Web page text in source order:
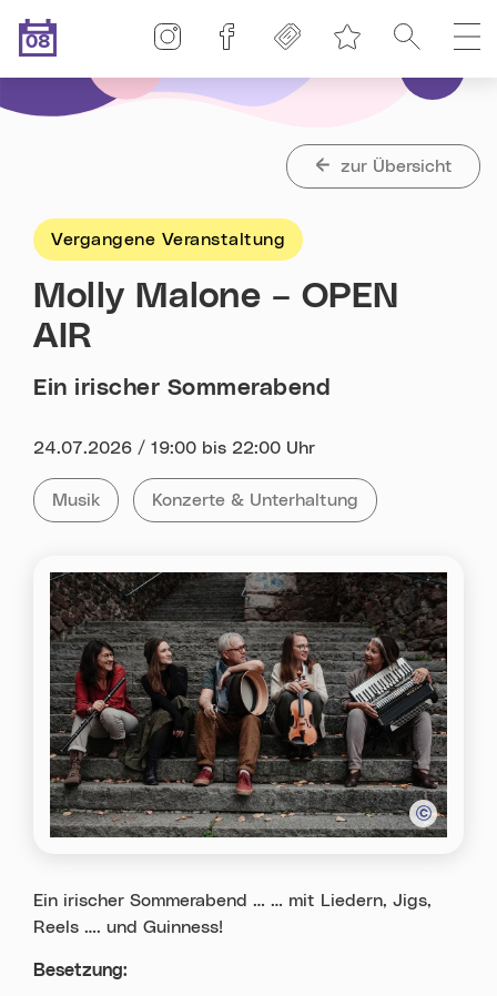
Heute ist der
08
Suche
Freikarten
Linz-Termine auf Facebook
Linz-Termine auf Instagram
zur Übersicht
Vergangene Veranstaltung
Molly Malone – OPEN
AIR
Ein irischer Sommerabend
Datum:
24.07.2026 / 19:00 bis 22:00 Uhr
Kategorie:
Alle Veranstaltungen der Kategorie
Musik Tag:Alle Veranstaltungen mit dem Tag
Konzerte & Unterhaltung
Ein irischer Sommerabend … … mit Liedern, Jigs,
Reels …. und Guinness!
Besetzung: